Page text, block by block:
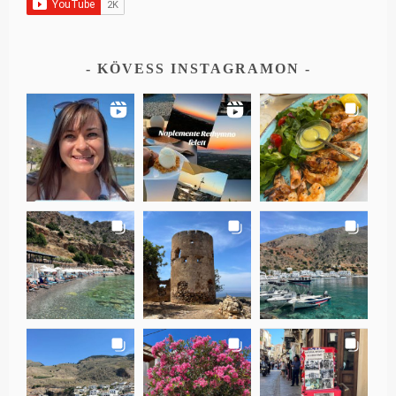
KÖVESS INSTAGRAMON